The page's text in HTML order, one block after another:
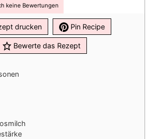
keine Bewertungen
drucken Pin Recipe
Bewerte das Rezept